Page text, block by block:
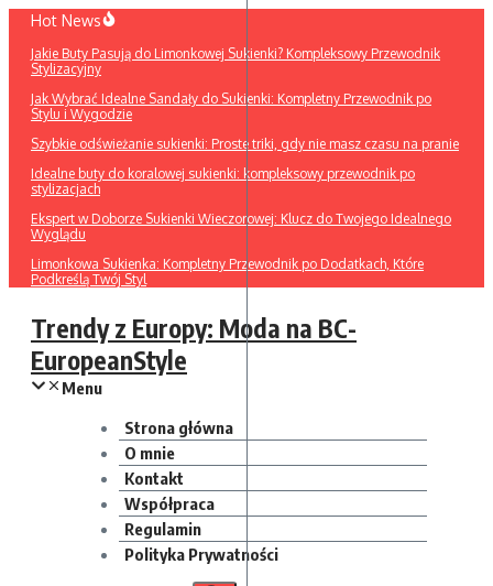
Przejdź
treści
Hot News
Jakie Buty Pasują do Limonkowej Sukienki? Kompleksowy Przewodnik
Stylizacyjny
Jak Wybrać Idealne Sandały do Sukienki: Kompletny Przewodnik po
Stylu i Wygodzie
Szybkie odświeżanie sukienki: Proste triki, gdy nie masz czasu na pranie
Idealne buty do koralowej sukienki: kompleksowy przewodnik po
stylizacjach
Ekspert w Doborze Sukienki Wieczorowej: Klucz do Twojego Idealnego
Wyglądu
Limonkowa Sukienka: Kompletny Przewodnik po Dodatkach, Które
Podkreślą Twój Styl
Trendy z Europy: Moda na BC-
EuropeanStyle
Menu
Strona główna
O mnie
Kontakt
Współpraca
Regulamin
Polityka Prywatności